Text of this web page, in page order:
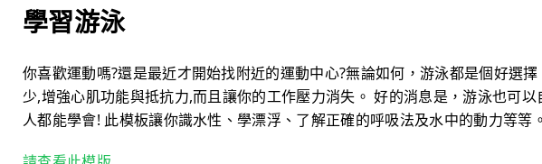
學習游泳
你喜歡運動嗎?還是最近才開始找附近的運動中心?無論如何，游泳都是個好選
少,增強心肌功能與抵抗力,而且讓你的工作壓力消失。 好的消息是，游泳也可以
人都能學會! 此模板讓你識水性、學漂浮、了解正確的呼吸法及水中的動力等等